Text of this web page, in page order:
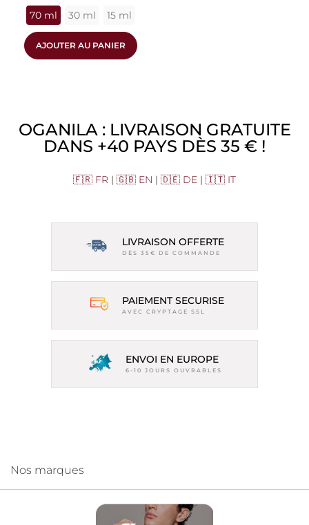
70 ml
30 ml 15 ml
AJOUTER AU PANIER
OGANILA : LIVRAISON GRATUITE
DANS +40 PAYS DÈS 35 € !
🇫🇷 FR | 🇬🇧 EN | 🇩🇪 DE | 🇮🇹 IT
LIVRAISON OFFERTE
DÈS 35€ DE COMMANDE
PAIEMENT SECURISE
AVEC CRYPTAGE SSL
ENVOI EN EUROPE
6-10 JOURS OUVRABLES
Nos marques